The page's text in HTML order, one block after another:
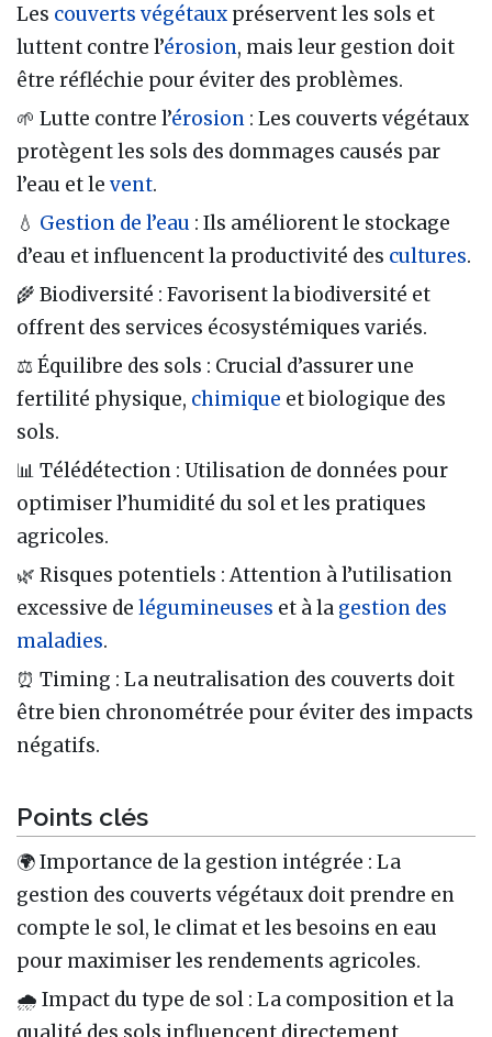
Les couverts végétaux préservent les sols et
luttent contre l’érosion, mais leur gestion doit
être réfléchie pour éviter des problèmes.
🌱 Lutte contre l’érosion : Les couverts végétaux
protègent les sols des dommages causés par
l’eau et le vent.
💧 Gestion de l’eau : Ils améliorent le stockage
d’eau et influencent la productivité des cultures.
🌾 Biodiversité : Favorisent la biodiversité et
offrent des services écosystémiques variés.
⚖️ Équilibre des sols : Crucial d’assurer une
fertilité physique, chimique et biologique des
sols.
📊 Télédétection : Utilisation de données pour
optimiser l’humidité du sol et les pratiques
agricoles.
🌿 Risques potentiels : Attention à l’utilisation
excessive de légumineuses et à la gestion des
maladies.
⏰ Timing : La neutralisation des couverts doit
être bien chronométrée pour éviter des impacts
négatifs.
Points clés
🌍 Importance de la gestion intégrée : La
gestion des couverts végétaux doit prendre en
compte le sol, le climat et les besoins en eau
pour maximiser les rendements agricoles.
🌧️ Impact du type de sol : La composition et la